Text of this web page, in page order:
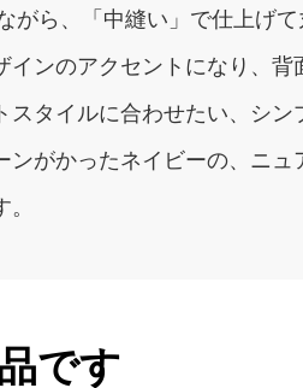
ら、「中縫い」で仕上げ
ンのアクセントになり、
タイルに合わせたい、シ
がかったネイビーの、ニ
です